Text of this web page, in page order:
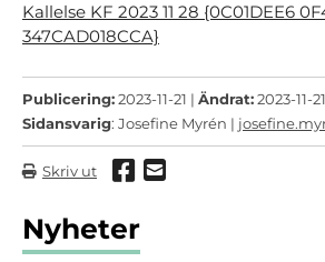
Kallelse KF 2023 11 28 {0C01DEE6
347CAD018CCA}
Publicering:2023-11-21 | Ändrat:2023-11-21
Sidansvarig: Josefine Myrén |
Skriv ut Dela via
Dela via mail
Nyheter